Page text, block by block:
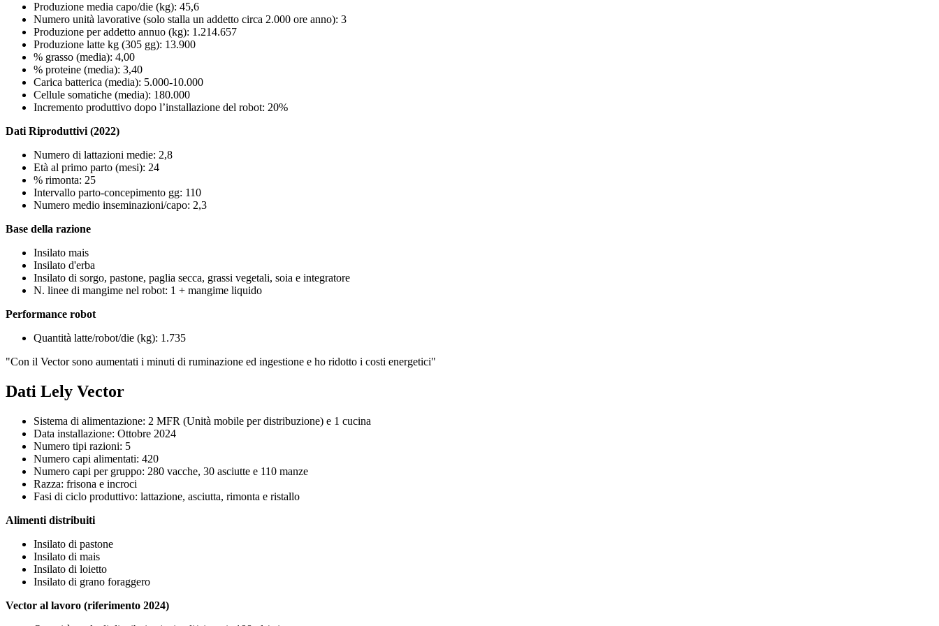
Produzione media capo/die (kg): 45,6
Numero unità lavorative (solo stalla un addetto circa 2.000 ore anno): 3
Produzione per addetto annuo (kg): 1.214.657
Produzione latte kg (305 gg): 13.900
% grasso (media): 4,00
% proteine (media): 3,40
Carica batterica (media): 5.000-10.000
Cellule somatiche (media): 180.000
Incremento produttivo dopo l’installazione del robot: 20%
Dati Riproduttivi (2022)
Numero di lattazioni medie: 2,8
Età al primo parto (mesi): 24
% rimonta: 25
Intervallo parto-concepimento gg: 110
Numero medio inseminazioni/capo: 2,3
Base della razione
Insilato mais
Insilato d'erba
Insilato di sorgo, pastone, paglia secca, grassi vegetali, soia e integratore
N. linee di mangime nel robot: 1 + mangime liquido
Performance robot
Quantità latte/robot/die (kg): 1.735
"Con il Vector sono aumentati i minuti di ruminazione ed ingestione e ho ridotto i costi energetici"
Dati Lely Vector
Sistema di alimentazione: 2 MFR (Unità mobile per distribuzione) e 1 cucina
Data installazione: Ottobre 2024
Numero tipi razioni: 5
Numero capi alimentati: 420
Numero capi per gruppo: 280 vacche, 30 asciutte e 110 manze
Razza: frisona e incroci
Fasi di ciclo produttivo: lattazione, asciutta, rimonta e ristallo
Alimenti distribuiti
Insilato di pastone
Insilato di mais
Insilato di loietto
Insilato di grano foraggero
Vector al lavoro (riferimento 2024)